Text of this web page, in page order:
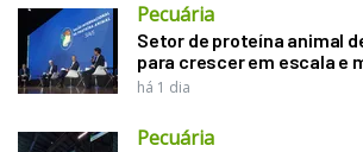
Pecuária
Setor de proteína animal
para crescer em escala e
há 1 dia
Pecuária